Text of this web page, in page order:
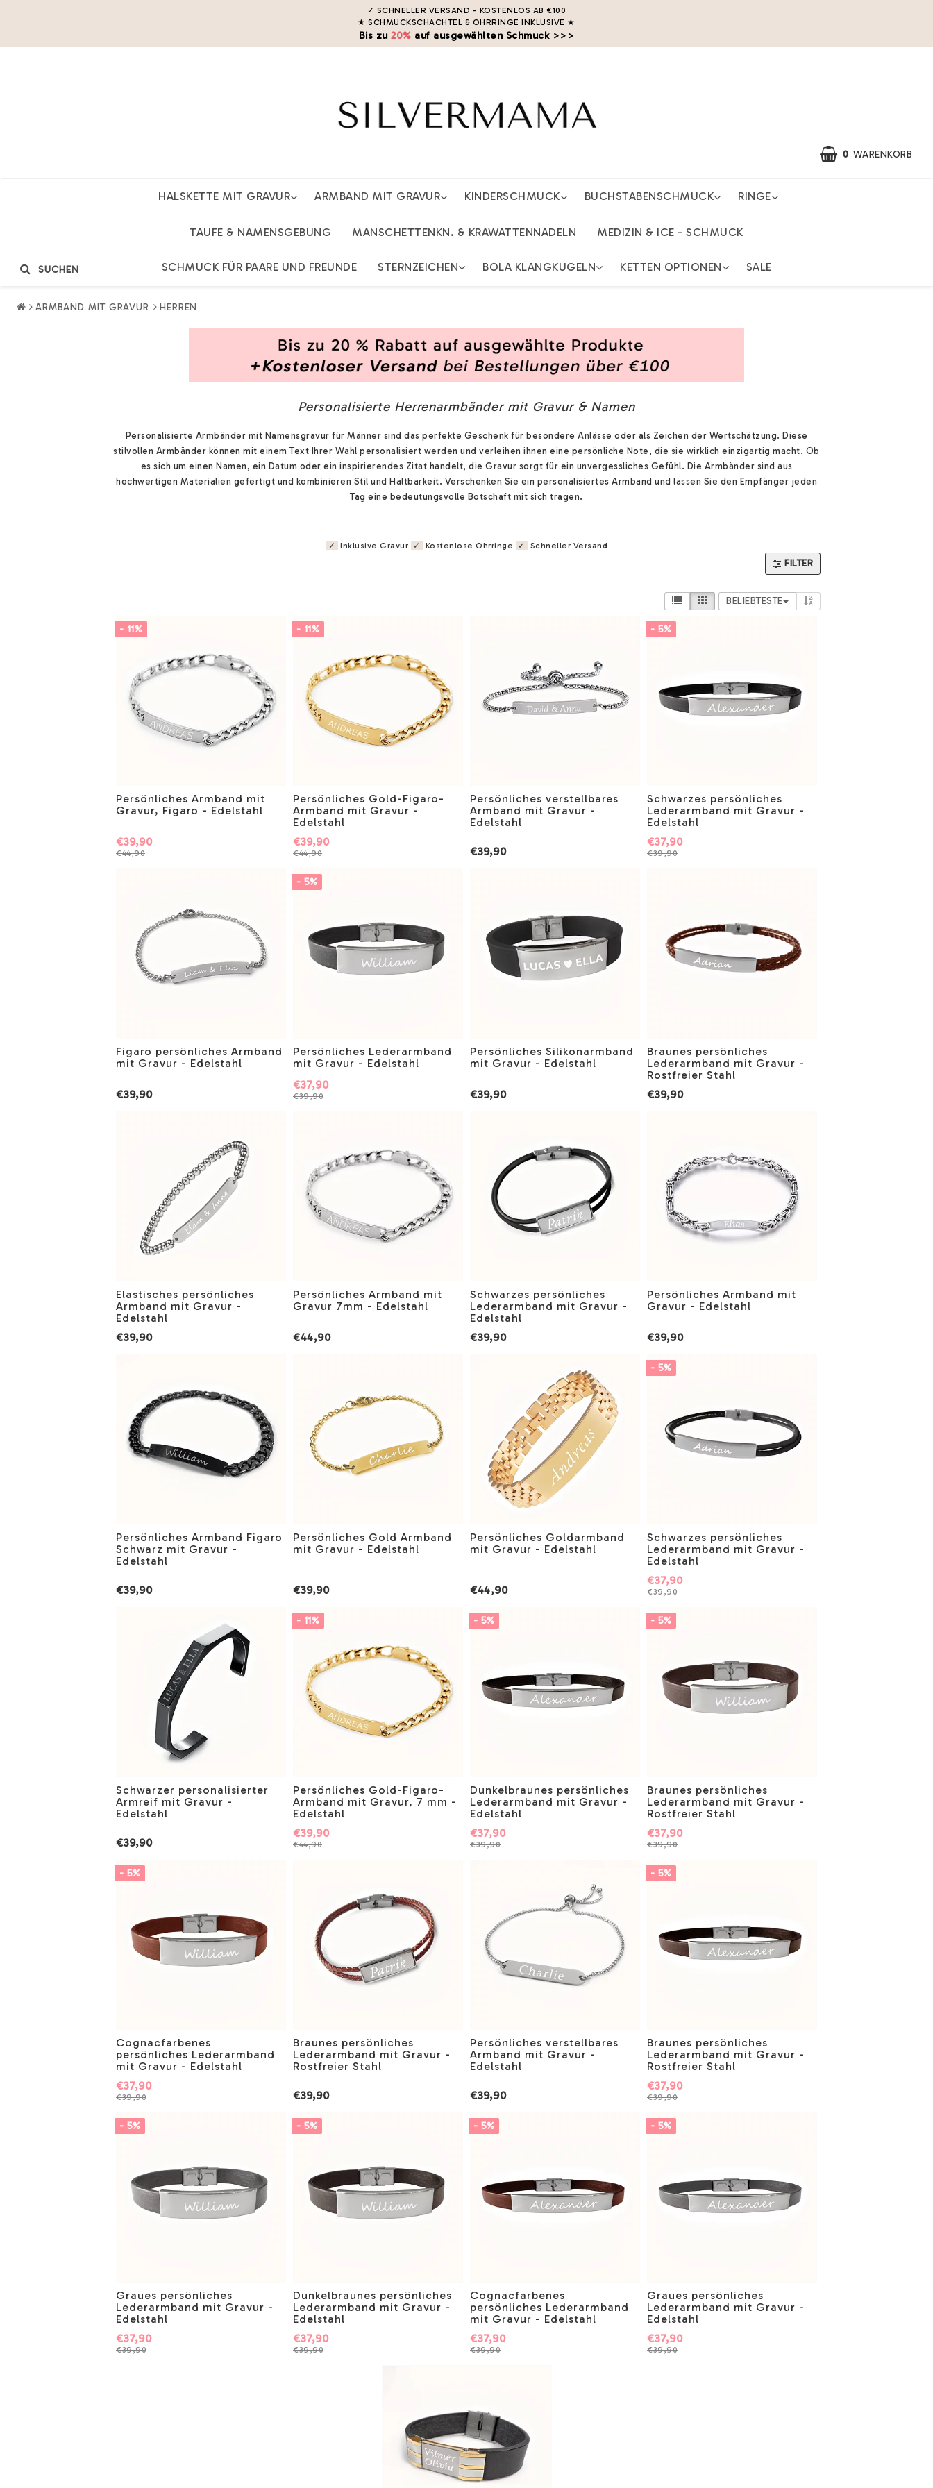
✓ SCHNELLER VERSAND - KOSTENLOS AB €100
★ SCHMUCKSCHACHTEL & OHRRINGE INKLUSIVE ★
Bis zu20% auf ausgewählten Schmuck >>>
0 WARENKORB
HALSKETTE MIT GRAVUR ARMBAND MIT GRAVUR KINDERSCHMUCK BUCHSTABENSCHMUCK RINGE
TAUFE & NAMENSGEBUNG MANSCHETTENKN. & KRAWATTENNADELN MEDIZIN & ICE - SCHMUCK
SCHMUCK FÜR PAARE UND FREUNDE STERNZEICHEN BOLA KLANGKUGELN KETTEN OPTIONEN SALE
SUCHEN
ARMBAND MIT GRAVUR HERREN
Personalisierte Herrenarmbänder mit Gravur & Namen
Personalisierte Armbänder mit Namensgravur für Männer sind das perfekte Geschenk für besondere Anlässe oder als Zeichen der Wertschätzung. Diese
stilvollen Armbänder können mit einem Text Ihrer Wahl personalisiert werden und verleihen ihnen eine persönliche Note, die sie wirklich einzigartig macht. Ob
es sich um einen Namen, ein Datum oder ein inspirierendes Zitat handelt, die Gravur sorgt für ein unvergessliches Gefühl. Die Armbänder sind aus
hochwertigen Materialien gefertigt und kombinieren Stil und Haltbarkeit. Verschenken Sie ein personalisiertes Armband und lassen Sie den Empfänger jeden
Tag eine bedeutungsvolle Botschaft mit sich tragen.
✓ Inklusive Gravur ✓ Kostenlose Ohrringe ✓ Schneller Versand
FILTER
BELIEBTESTE
- 11%
Persönliches Armband mit
Gravur, Figaro - Edelstahl
€44,90
€39,90
- 11%
Persönliches Gold-Figaro-
Armband mit Gravur -
Edelstahl
€44,90
€39,90
Persönliches verstellbares
Armband mit Gravur -
Edelstahl
€39,90
- 5%
Schwarzes persönliches
Lederarmband mit Gravur -
Edelstahl
€39,90
€37,90
Figaro persönliches Armband
mit Gravur - Edelstahl
€39,90
- 5%
Persönliches Lederarmband
mit Gravur - Edelstahl
€39,90
€37,90
Persönliches Silikonarmband
mit Gravur - Edelstahl
€39,90
Braunes persönliches
Lederarmband mit Gravur -
Rostfreier Stahl
€39,90
Elastisches persönliches
Armband mit Gravur -
Edelstahl
€39,90
Persönliches Armband mit
Gravur 7mm - Edelstahl
€44,90
Schwarzes persönliches
Lederarmband mit Gravur -
Edelstahl
€39,90
Persönliches Armband mit
Gravur - Edelstahl
€39,90
Persönliches Armband Figaro
Schwarz mit Gravur -
Edelstahl
€39,90
Persönliches Gold Armband
mit Gravur - Edelstahl
€39,90
Persönliches Goldarmband
mit Gravur - Edelstahl
€44,90
- 5%
Schwarzes persönliches
Lederarmband mit Gravur -
Edelstahl
€39,90
€37,90
Schwarzer personalisierter
Armreif mit Gravur -
Edelstahl
€39,90
- 11%
Persönliches Gold-Figaro-
Armband mit Gravur, 7 mm -
Edelstahl
€44,90
€39,90
- 5%
Dunkelbraunes persönliches
Lederarmband mit Gravur -
Edelstahl
€39,90
€37,90
- 5%
Braunes persönliches
Lederarmband mit Gravur -
Rostfreier Stahl
€39,90
€37,90
- 5%
Cognacfarbenes
persönliches Lederarmband
mit Gravur - Edelstahl
€39,90
€37,90
Braunes persönliches
Lederarmband mit Gravur -
Rostfreier Stahl
€39,90
Persönliches verstellbares
Armband mit Gravur -
Edelstahl
€39,90
- 5%
Braunes persönliches
Lederarmband mit Gravur -
Rostfreier Stahl
€39,90
€37,90
- 5%
Graues persönliches
Lederarmband mit Gravur -
Edelstahl
€39,90
€37,90
- 5%
Dunkelbraunes persönliches
Lederarmband mit Gravur -
Edelstahl
€39,90
€37,90
- 5%
Cognacfarbenes
persönliches Lederarmband
mit Gravur - Edelstahl
€39,90
€37,90
- 5%
Graues persönliches
Lederarmband mit Gravur -
Edelstahl
€39,90
€37,90